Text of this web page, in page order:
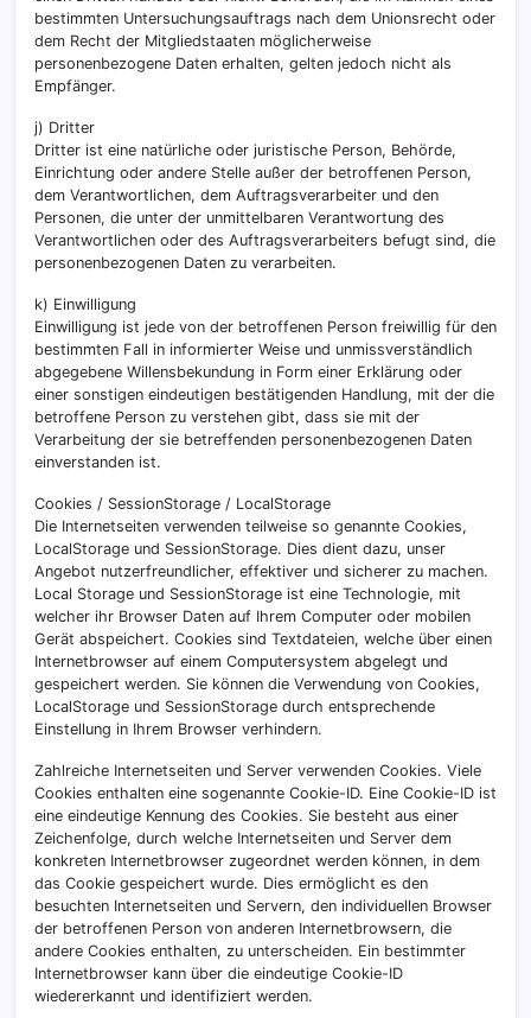
bestimmten Untersuchungsauftrags nach dem Unionsrecht oder
dem Recht der Mitgliedstaaten möglicherweise
personenbezogene Daten erhalten, gelten jedoch nicht als
Empfänger.
j) Dritter
Dritter ist eine natürliche oder juristische Person, Behörde,
Einrichtung oder andere Stelle außer der betroffenen Person,
dem Verantwortlichen, dem Auftragsverarbeiter und den
Personen, die unter der unmittelbaren Verantwortung des
Verantwortlichen oder des Auftragsverarbeiters befugt sind, die
personenbezogenen Daten zu verarbeiten.
k) Einwilligung
Einwilligung ist jede von der betroffenen Person freiwillig für den
bestimmten Fall in informierter Weise und unmissverständlich
abgegebene Willensbekundung in Form einer Erklärung oder
einer sonstigen eindeutigen bestätigenden Handlung, mit der die
betroffene Person zu verstehen gibt, dass sie mit der
Verarbeitung der sie betreffenden personenbezogenen Daten
einverstanden ist.
Cookies / SessionStorage / LocalStorage
Die Internetseiten verwenden teilweise so genannte Cookies,
LocalStorage und SessionStorage. Dies dient dazu, unser
Angebot nutzerfreundlicher, effektiver und sicherer zu machen.
Local Storage und SessionStorage ist eine Technologie, mit
welcher ihr Browser Daten auf Ihrem Computer oder mobilen
Gerät abspeichert. Cookies sind Textdateien, welche über einen
Internetbrowser auf einem Computersystem abgelegt und
gespeichert werden. Sie können die Verwendung von Cookies,
LocalStorage und SessionStorage durch entsprechende
Einstellung in Ihrem Browser verhindern.
Zahlreiche Internetseiten und Server verwenden Cookies. Viele
Cookies enthalten eine sogenannte Cookie-ID. Eine Cookie-ID ist
eine eindeutige Kennung des Cookies. Sie besteht aus einer
Zeichenfolge, durch welche Internetseiten und Server dem
konkreten Internetbrowser zugeordnet werden können, in dem
das Cookie gespeichert wurde. Dies ermöglicht es den
besuchten Internetseiten und Servern, den individuellen Browser
der betroffenen Person von anderen Internetbrowsern, die
andere Cookies enthalten, zu unterscheiden. Ein bestimmter
Internetbrowser kann über die eindeutige Cookie-ID
wiedererkannt und identifiziert werden.